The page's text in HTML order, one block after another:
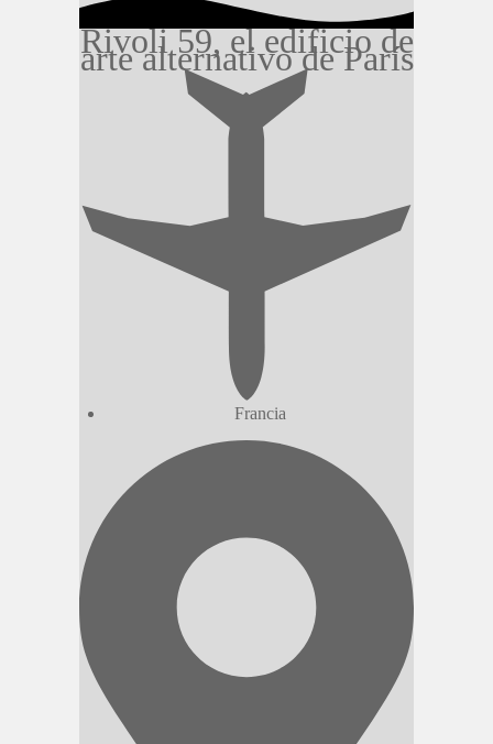
Rivoli 59, el edificio de
arte alternativo de París
Francia